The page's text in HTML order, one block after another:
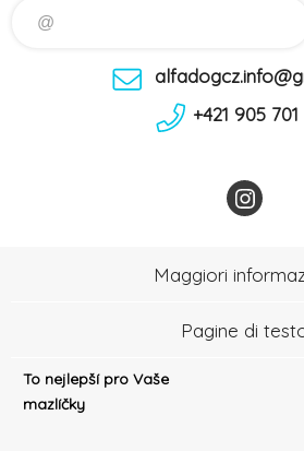
+421 905
To nejlepší pro Vaše
mazlíčky
Maggiori
Pagine di